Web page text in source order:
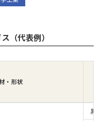
（代表例）
・形状
黒